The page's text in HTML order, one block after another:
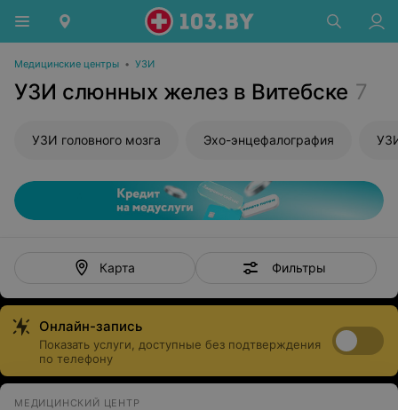
Медицинские центры • УЗИ
УЗИ слюнных желез в Витебске 7
УЗИ головного мозга Эхо-энцефалография
Карта Фильтры
Онлайн-запись
Показать услуги, доступные без подтверждения
по телефону
МЕДИЦИНСКИЙ ЦЕНТР